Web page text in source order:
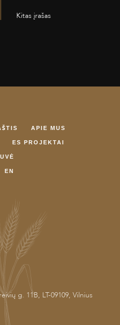
Kitas įrašas
APIE MUS
ES PROJEKTAI
EN
g. 11B, LT-09109, Vilnius